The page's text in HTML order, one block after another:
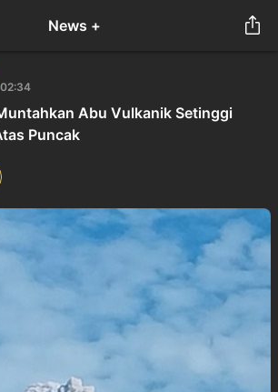
News +
Abu Vulkanik Setinggi
Puncak